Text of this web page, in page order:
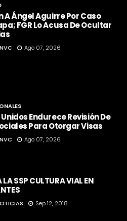
A Ángel Aguirre Por Caso
FGR Lo Acusa De Ocultar
Ago 07, 2026
Endurece Revisión De
Para Otorgar Visas
Ago 07, 2026
LA SSP CULTURA VIAL EN
Sep 12, 2018